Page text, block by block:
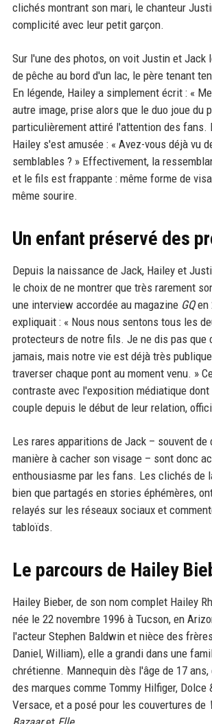
clichés montrant son mari, le chanteur
complicité avec leur petit garçon.
Sur l'une des photos, on voit Justin et Jack
de pêche au bord d'un lac, le père tenant
En légende, Hailey a simplement écrit : «
autre image, prise alors que le duo joue du
particulièrement attiré l'attention des fans.
Hailey s'est amusée : « Avez-vous déjà vu
semblables ? » Effectivement, la
et le fils est frappante : même forme de
même sourire.
Un enfant préservé des
Depuis la naissance de Jack, Hailey et
le choix de ne montrer que très rarement
une interview accordée au magazine GQen
expliquait : « Nous nous sentons tous les
protecteurs de notre fils. Je ne dis pas que
jamais, mais notre vie est déjà très
traverser chaque pont au moment venu. »
contraste avec l'exposition médiatique
couple depuis le début de leur relation,
Les rares apparitions de Jack – souvent de
manière à cacher son visage – sont donc
enthousiasme par les fans. Les clichés de
bien que partagés en stories éphémères,
relayés sur les réseaux sociaux et
tabloïds.
Le parcours de Hailey
Hailey Bieber, de son nom complet Hailey
née le 22 novembre 1996 à Tucson, en
l'acteur Stephen Baldwin et nièce des
Daniel, William), elle a grandi dans une
chrétienne. Mannequin dès l'âge de 17
des marques comme Tommy Hilfiger, Dolce
Versace, et a posé pour les couvertures de